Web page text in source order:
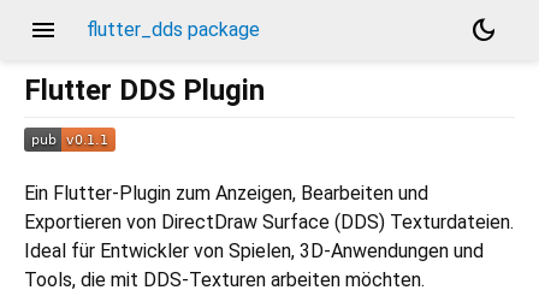
menu flutter_dds package
dark_mode
Flutter DDS Plugin
Ein Flutter-Plugin zum Anzeigen, Bearbeiten und
Exportieren von DirectDraw Surface (DDS) Texturdateien.
Ideal für Entwickler von Spielen, 3D-Anwendungen und
Tools, die mit DDS-Texturen arbeiten möchten.